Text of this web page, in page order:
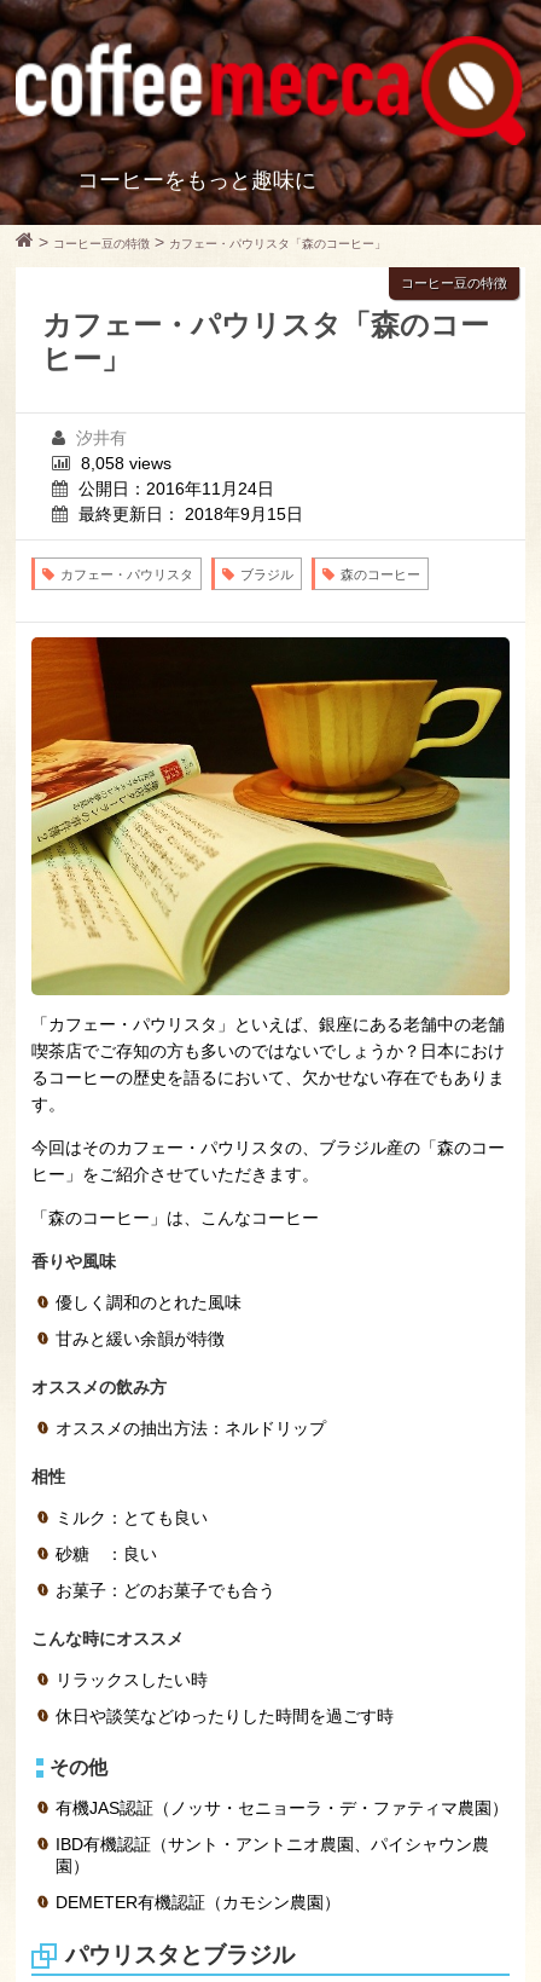
コーヒーをもっと趣味に
> コーヒー豆の特徴 > カフェー・パウリスタ「森のコーヒー」
カフェー・パウリスタ「森のコー
ヒー」
コーヒー豆の特徴
汐井有
8,058 views
公開日：2016年11月24日
最終更新日： 2018年9月15日
カフェー・パウリスタ ブラジル 森のコーヒー
「カフェー・パウリスタ」といえば、銀座にある老舗中の老舗
喫茶店でご存知の方も多いのではないでしょうか？日本におけ
るコーヒーの歴史を語るにおいて、欠かせない存在でもありま
す。
今回はそのカフェー・パウリスタの、ブラジル産の「森のコー
ヒー」をご紹介させていただきます。
「森のコーヒー」は、こんなコーヒー
香りや風味
優しく調和のとれた風味
甘みと緩い余韻が特徴
オススメの飲み方
オススメの抽出方法：ネルドリップ
相性
ミルク：とても良い
砂糖 ：良い
お菓子：どのお菓子でも合う
こんな時にオススメ
リラックスしたい時
休日や談笑などゆったりした時間を過ごす時
その他
有機JAS認証（ノッサ・セニョーラ・デ・ファティマ農園）
IBD有機認証（サント・アントニオ農園、パイシャウン農
園）
DEMETER有機認証（カモシン農園）
パウリスタとブラジル